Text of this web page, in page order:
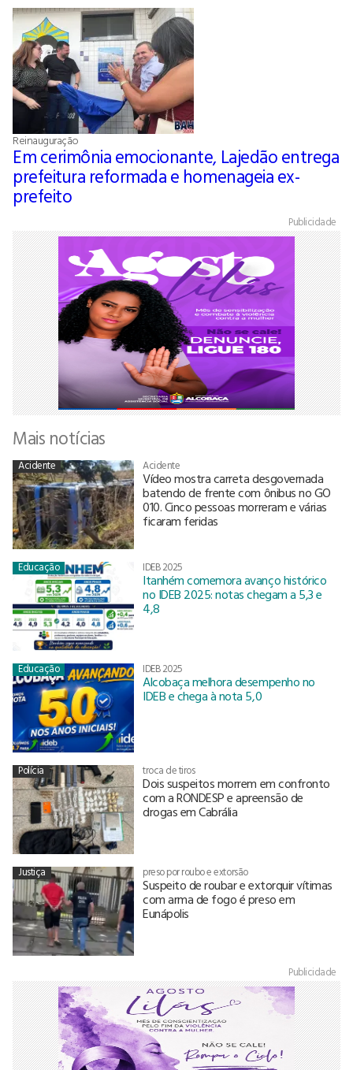
Reinauguração
Em cerimônia emocionante, Lajedão entrega
prefeitura reformada e homenageia ex-
prefeito
Publicidade
Mais notícias
Acidente Acidente
Vídeo mostra carreta desgovernada
batendo de frente com ônibus no GO
010. Cinco pessoas morreram e várias
ficaram feridas
Educação IDEB 2025
Itanhém comemora avanço histórico
no IDEB 2025: notas chegam a 5,3 e
4,8
Educação IDEB 2025
Alcobaça melhora desempenho no
IDEB e chega à nota 5,0
Polícia troca de tiros
Dois suspeitos morrem em confronto
com a RONDESP e apreensão de
drogas em Cabrália
Justiça preso por roubo e extorsão
Suspeito de roubar e extorquir vítimas
com arma de fogo é preso em
Eunápolis
Publicidade